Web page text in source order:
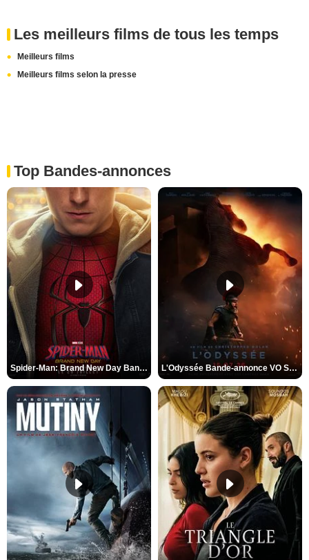
Les meilleurs films de tous les temps
Meilleurs films
Meilleurs films selon la presse
Top Bandes-annonces
Spider-Man: Brand New Day Bande-annonce VO STFR L'Odyssée Bande-annonce VO STFR